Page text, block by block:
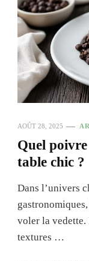
AOÛT 28, 2025
Quel
table chic ?
Dans l’univers
voler la
textures …